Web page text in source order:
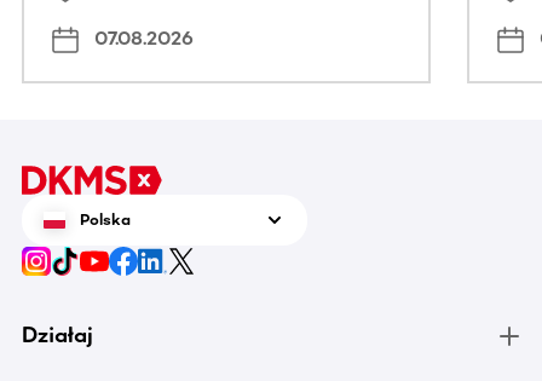
07.08.2026
Polska
Działaj